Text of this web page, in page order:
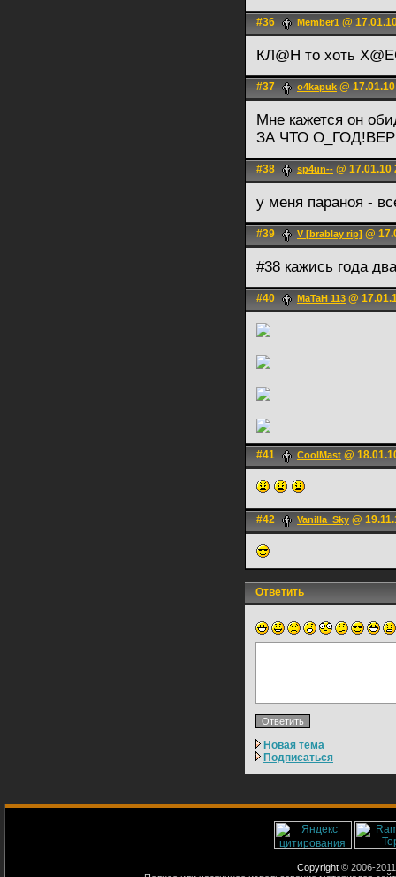
#36 Member1 @
КЛ@Н то хоть
#37 o4kapuk @
Мне кажется он
ЗА ЧТО
#38 sp4un-- @ 17.01.10
у меня параноя -
#39 V [brablay rip] @
#38 кажись года
#40 MaTaH 113 @
#41 CoolMast @
#42 Vanilla_Sky @
Ответить
Новая тема
Подписаться
Copyright © 2006-